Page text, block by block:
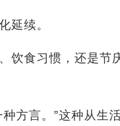
延续。
食习惯，还是节
方言。”这种从生